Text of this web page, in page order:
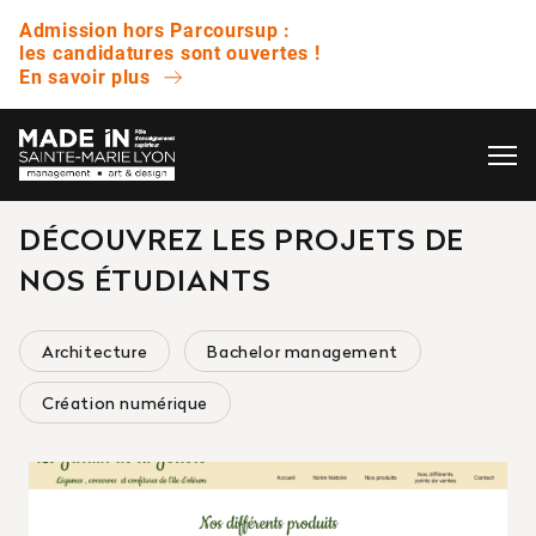
Admission hors Parcoursup :
les candidatures sont ouvertes !
En savoir plus
L’ÉCOLE
ENTREPRISE
NOS RÉSULTATS
DÉCOUVREZ LES PROJETS DE
NOS ÉTUDIANTS
Architecture Bachelor management
Création numérique
QUESTIONS FRÉQUENTES
Avez-vous des journées portes ouvertes ?
Quelle est la différence entre un bachelor et